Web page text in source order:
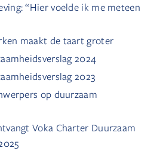
“Hier voelde ik me meteen
maakt de taart groter
2024
2023
op duurzaam
Voka Charter Duurzaam